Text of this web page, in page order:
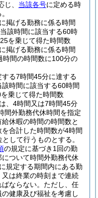
、 当該各号に定める時
に掲げる勤務に係る時間
該時間に該当する60時
を乗じて得た時間数
に掲げる勤務に係る時間
時間の時間数に100分の
する7時間45分に達する
時間に該当する60時間
乗じて得た時間数
、4時間又は7時間45分
間外勤務代休時間を指定
休暇の時間の時間数と
合計した時間数が4時間
として行うものとする。
の規定に基づき1回の勤
ついて時間外勤務代休
に規定する期間内にある勤
は終業の時刻まで連続
ならない。 ただし、任
健康及び福祉を考慮し